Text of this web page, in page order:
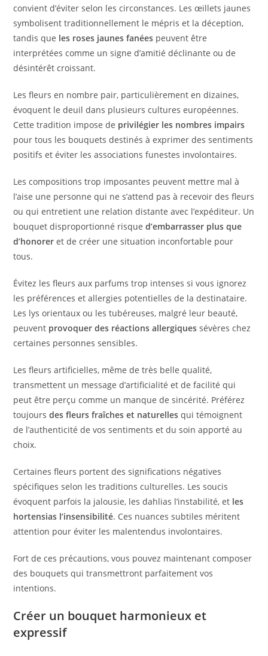
convient d’éviter selon les circonstances. Les œillets jaunes
symbolisent traditionnellement le mépris et la déception,
tandis que les roses jaunes fanées peuvent être
interprétées comme un signe d’amitié déclinante ou de
désintérêt croissant.
Les fleurs en nombre pair, particulièrement en dizaines,
évoquent le deuil dans plusieurs cultures européennes.
Cette tradition impose de privilégier les nombres impairs
pour tous les bouquets destinés à exprimer des sentiments
positifs et éviter les associations funestes involontaires.
Les compositions trop imposantes peuvent mettre mal à
l’aise une personne qui ne s’attend pas à recevoir des fleurs
ou qui entretient une relation distante avec l’expéditeur. Un
bouquet disproportionné risqued’embarrasser plus que
d’honorer et de créer une situation inconfortable pour
tous.
Évitez les fleurs aux parfums trop intenses si vous ignorez
les préférences et allergies potentielles de la destinataire.
Les lys orientaux ou les tubéreuses, malgré leur beauté,
peuvent provoquer des réactions allergiques sévères chez
certaines personnes sensibles.
Les fleurs artificielles, même de très belle qualité,
transmettent un message d’artificialité et de facilité qui
peut être perçu comme un manque de sincérité. Préférez
toujoursdes fleurs fraîches et naturelles qui témoignent
de l’authenticité de vos sentiments et du soin apporté au
choix.
Certaines fleurs portent des significations négatives
spécifiques selon les traditions culturelles. Les soucis
évoquent parfois la jalousie, les dahlias l’instabilité, et les
hortensias l’insensibilité. Ces nuances subtiles méritent
attention pour éviter les malentendus involontaires.
Fort de ces précautions, vous pouvez maintenant composer
des bouquets qui transmettront parfaitement vos
intentions.
Créer un bouquet harmonieux et
expressif